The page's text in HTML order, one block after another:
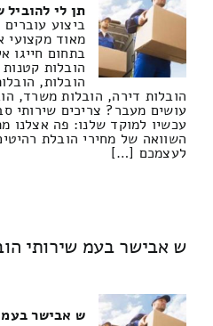
תן לי להוביל
ביצוע
מאוד מקצועי
בתחום חייגו
הובלות קטנות זמין
הובלות,
הובלות דירה, הובלות משרד,
עושים מעבר? צריכים שירותי
עכשיו למוקד שלנו: פה אצלנו
השוואה של מחירי הובלת
לעצמכם […]
ש אבישר בעמ שירותי
ש אבישר בעמ